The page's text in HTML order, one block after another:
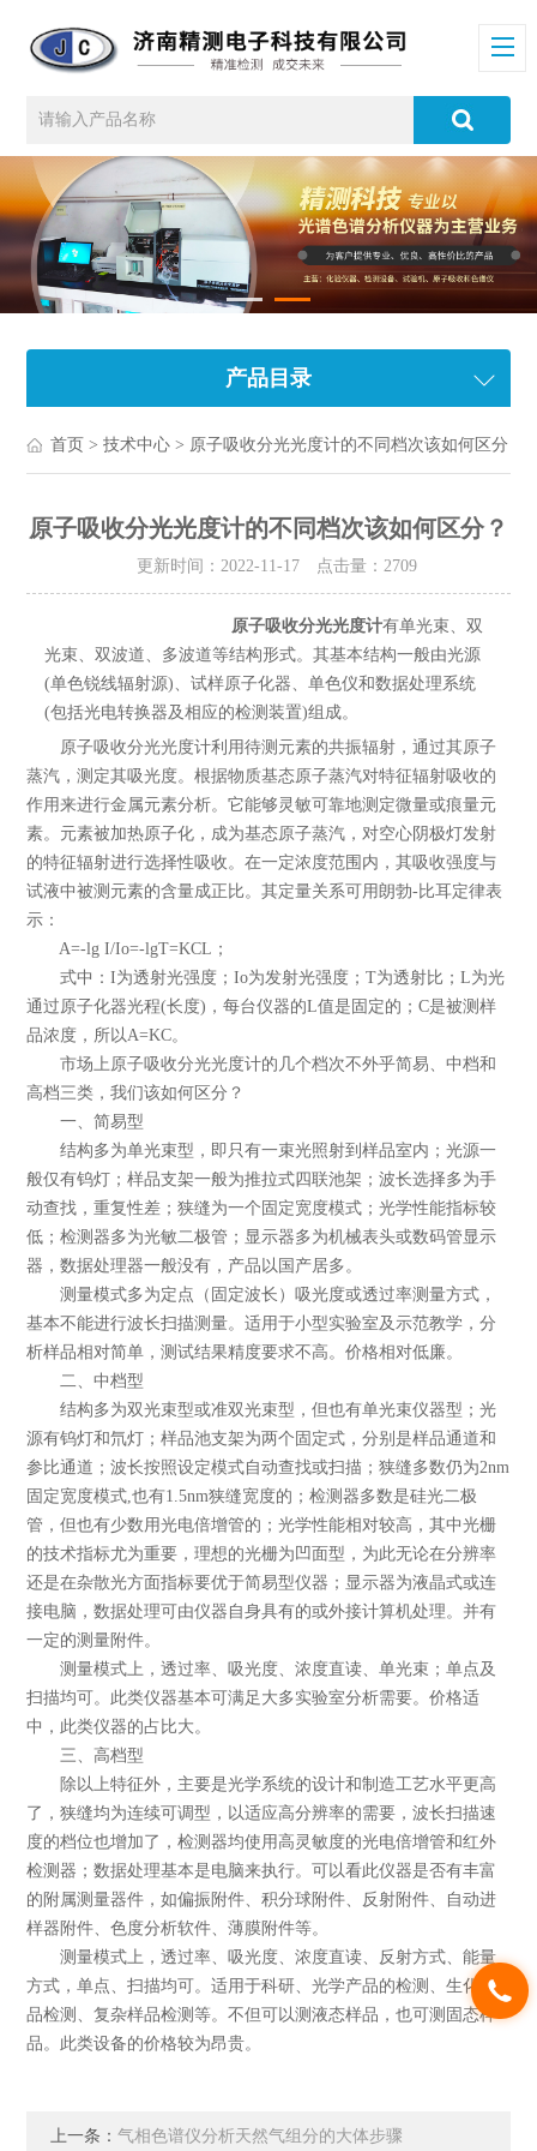
产品目录
首页 >技术中心 > 原子吸收分光光度计的不同档次该如何区分？
原子吸收分光光度计的不同档次该如何区分？
更新时间：2022-11-17 点击量： 2709
原子吸收分光光度计有单光束、双
光束、双波道、多波道等结构形式。其基本结构一般由光源
(单色锐线辐射源)、试样原子化器、单色仪和数据处理系统
(包括光电转换器及相应的检测装置)组成。
原子吸收分光光度计利用待测元素的共振辐射，通过其原子
蒸汽，测定其吸光度。根据物质基态原子蒸汽对特征辐射吸收的
作用来进行金属元素分析。它能够灵敏可靠地测定微量或痕量元
素。元素被加热原子化，成为基态原子蒸汽，对空心阴极灯发射
的特征辐射进行选择性吸收。在一定浓度范围内，其吸收强度与
试液中被测元素的含量成正比。其定量关系可用朗勃-比耳定律表
示：
A=-lg I/Io=-lgT=KCL；
式中：I为透射光强度；Io为发射光强度；T为透射比；L为光
通过原子化器光程(长度)，每台仪器的L值是固定的；C是被测样
品浓度，所以A=KC。
市场上原子吸收分光光度计的几个档次不外乎简易、中档和
高档三类，我们该如何区分？
一、简易型
结构多为单光束型，即只有一束光照射到样品室内；光源一
般仅有钨灯；样品支架一般为推拉式四联池架；波长选择多为手
动查找，重复性差；狭缝为一个固定宽度模式；光学性能指标较
低；检测器多为光敏二极管；显示器多为机械表头或数码管显示
器，数据处理器一般没有，产品以国产居多。
测量模式多为定点（固定波长）吸光度或透过率测量方式，
基本不能进行波长扫描测量。适用于小型实验室及示范教学，分
析样品相对简单，测试结果精度要求不高。价格相对低廉。
二、中档型
结构多为双光束型或准双光束型，但也有单光束仪器型；光
源有钨灯和氘灯；样品池支架为两个固定式，分别是样品通道和
参比通道；波长按照设定模式自动查找或扫描；狭缝多数仍为2nm
固定宽度模式,也有1.5nm狭缝宽度的；检测器多数是硅光二极
管，但也有少数用光电倍增管的；光学性能相对较高，其中光栅
的技术指标尤为重要，理想的光栅为凹面型，为此无论在分辨率
还是在杂散光方面指标要优于简易型仪器；显示器为液晶式或连
接电脑，数据处理可由仪器自身具有的或外接计算机处理。并有
一定的测量附件。
测量模式上，透过率、吸光度、浓度直读、单光束；单点及
扫描均可。此类仪器基本可满足大多实验室分析需要。价格适
中，此类仪器的占比大。
三、高档型
除以上特征外，主要是光学系统的设计和制造工艺水平更高
了，狭缝均为连续可调型，以适应高分辨率的需要，波长扫描速
度的档位也增加了，检测器均使用高灵敏度的光电倍增管和红外
检测器；数据处理基本是电脑来执行。可以看此仪器是否有丰富
的附属测量器件，如偏振附件、积分球附件、反射附件、自动进
样器附件、色度分析软件、薄膜附件等。
测量模式上，透过率、吸光度、浓度直读、反射方式、能量
方式，单点、扫描均可。适用于科研、光学产品的检测、生化样
品检测、复杂样品检测等。不但可以测液态样品，也可测固态样
品。此类设备的价格较为昂贵。
上一条：气相色谱仪分析天然气组分的大体步骤